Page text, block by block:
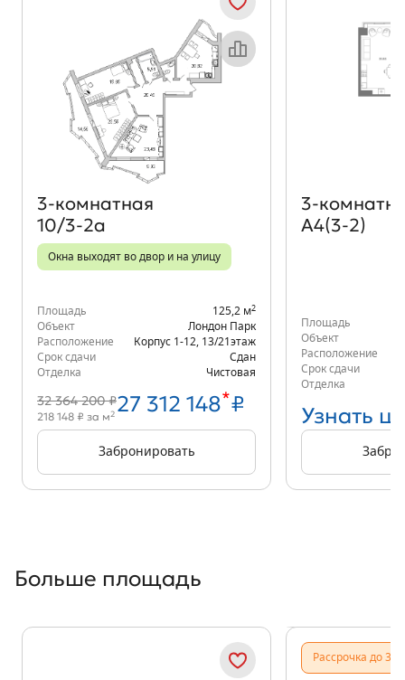
3‑комнатная
10/3-2а
Окна выходят во двор и на улицу
Площадь 125,2 м2
Объект
Лондон Парк
Расположение
Корпус 1-12 13/21 этаж
Срок сдачи
Сдан
Отделка
Чистовая
32 364 200 ₽27 312 148*₽
218 148 ₽ за м2
Забронировать
А4(3-2)
Площадь
Объект
Расположение
Срок сдачи
Отделка
Узнать
Больше площадь
Рассрочка до